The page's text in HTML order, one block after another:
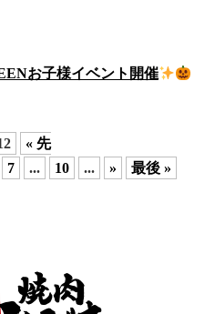
お子様イベント開催
« 先
7 ... 10 ... » 最後 »